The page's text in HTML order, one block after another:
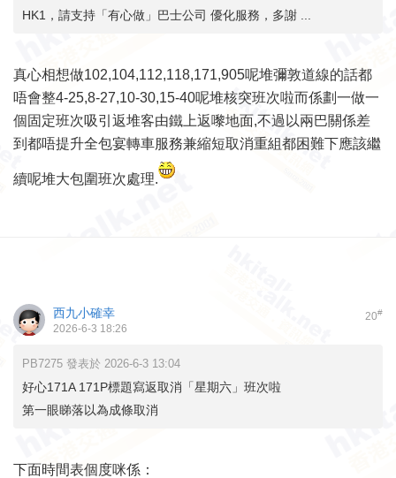
HK1，請支持「有心做」巴士公司 優化服務，多謝 ...
真心相想做102,104,112,118,171,905呢堆彌敦道線的話都
唔會整4-25,8-27,10-30,15-40呢堆核突班次啦而係劃一做一
個固定班次吸引返堆客由鐵上返嚟地面,不過以兩巴關係差
到都唔提升全包宴轉車服務兼縮短取消重組都困難下應該繼
續呢堆大包圍班次處理.
20#
西九小確幸
2026-6-3 18:26
PB7275 發表於 2026-6-3 13:04
好心171A 171P標題寫返取消「星期六」班次啦
第一眼睇落以為成條取消
下面時間表個度咪係：